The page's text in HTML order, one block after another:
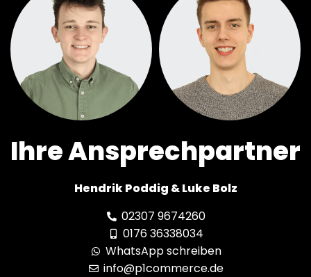
Ihre Ansprechpartner
Hendrik Poddig & Luke Bolz
02307 9674260
0176 36338034
WhatsApp schreiben
info@p1commerce.de